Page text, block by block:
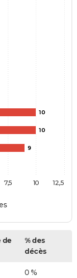
10
10
9
10
7,5 12,5
de
% des
décès
0 %